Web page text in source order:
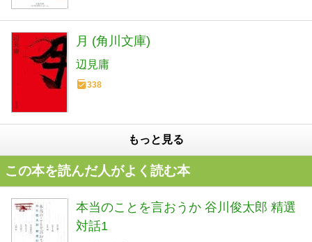
月 (角川文庫)
辺見庸
338
もっと見る
この本を読んだ人がよく読む本
本当のことを言おうか 谷川俊太郎 精選
対話1